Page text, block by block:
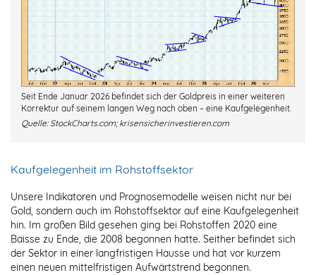
Seit Ende Januar 2026 befindet sich der Goldpreis in einer weiteren
Korrektur auf seinem langen Weg nach oben – eine Kaufgelegenheit.
Quelle: StockCharts.com; krisensicherinvestieren.com
Kaufgelegenheit im Rohstoffsektor
Unsere Indikatoren und Prognosemodelle weisen nicht nur bei
Gold, sondern auch im Rohstoffsektor auf eine Kaufgelegenheit
hin. Im großen Bild gesehen ging bei Rohstoffen 2020 eine
Baisse zu Ende, die 2008 begonnen hatte. Seither befindet sich
der Sektor in einer langfristigen Hausse und hat vor kurzem
einen neuen mittelfristigen Aufwärtstrend begonnen.